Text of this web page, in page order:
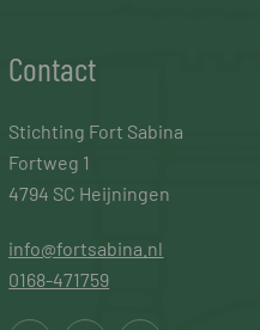
Contact
Stichting Fort Sabina
Fortweg 1
4794 SC Heijningen
info@fortsabina.nl
0168-471759